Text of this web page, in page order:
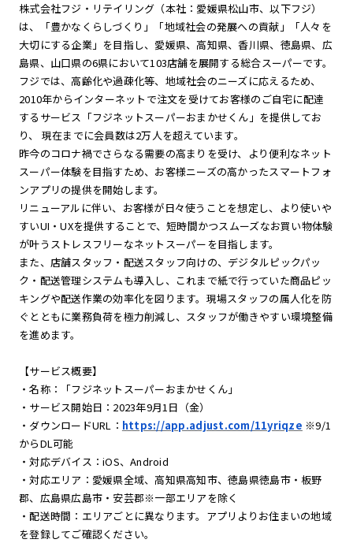
株式会社フジ・リテイリング（本社：愛媛県松山市、以下フジ）
は、「豊かなくらしづくり」「地域社会の発展への貢献」「人々を
大切にする企業」を目指し、愛媛県、高知県、香川県、徳島県、広
島県、山口県の6県において103店舗を展開する総合スーパーです。
フジでは、高齢化や過疎化等、地域社会のニーズに応えるため、
2010年からインターネットで注文を受けてお客様のご自宅に配達
するサービス「フジネットスーパーおまかせくん」を提供してお
り、 現在までに会員数は2万人を超えています。
昨今のコロナ禍でさらなる需要の高まりを受け、より便利なネット
スーパー体験を目指すため、お客様ニーズの高かったスマートフォ
ンアプリの提供を開始します。
リニューアルに伴い、お客様が日々使うことを想定し、より使いや
すいUI・UXを提供することで、短時間かつスムーズなお買い物体験
が叶うストレスフリーなネットスーパーを目指します。
また、店舗スタッフ・配送スタッフ向けの、デジタルピックパッ
ク・配送管理システムも導入し、これまで紙で行っていた商品ピッ
キングや配送作業の効率化を図ります。現場スタッフの属人化を防
ぐとともに業務負荷を極力削減し、スタッフが働きやすい環境整備
を進めます。
【サービス概要】
・名称：「フジネットスーパーおまかせくん」
・サービス開始日：2023年9月1日（金）
・ダウンロードURL： https://app.adjust.com/11yriqze ※9/1
からDL可能
・対応デバイス：iOS、Android
・対応エリア：愛媛県全域、高知県高知市、徳島県徳島市・板野
郡、広島県広島市・安芸郡※一部エリアを除く
・配送時間：エリアごとに異なります。アプリよりお住まいの地域
を登録してご確認ください。